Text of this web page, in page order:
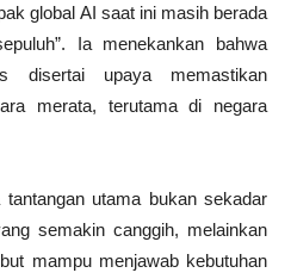
global AI saat ini masih berada
Ia menekankan bahwa
disertai upaya memastikan
merata, terutama di negara
utama bukan sekadar
semakin canggih, melainkan
mampu menjawab kebutuhan